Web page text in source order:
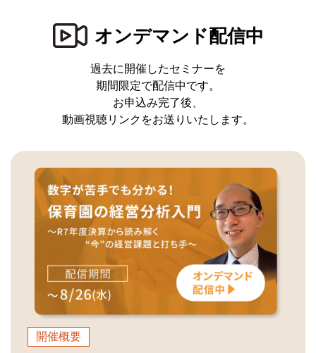
オンデマンド配信中
過去に開催したセミナーを
期間限定で配信中です。
お申込み完了後、
動画視聴リンクをお送りいたします。
開催概要